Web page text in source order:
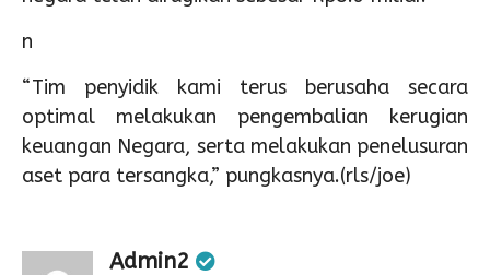
n
“Tim penyidik kami terus berusaha secara
optimal melakukan pengembalian kerugian
keuangan Negara, serta melakukan penelusuran
aset para tersangka,” pungkasnya.(rls/joe)
Admin2